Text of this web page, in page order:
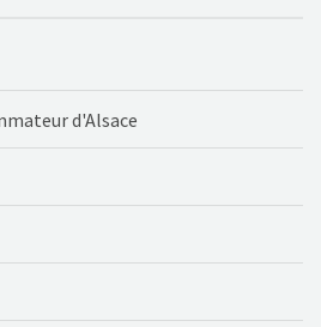
d'Alsace